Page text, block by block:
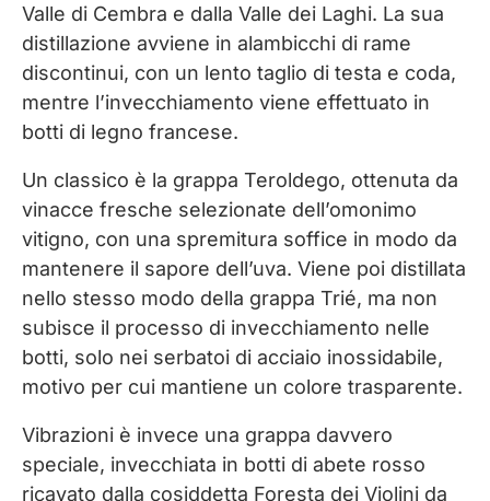
Valle di Cembra e dalla Valle dei Laghi. La sua
distillazione avviene in alambicchi di rame
discontinui, con un lento taglio di testa e coda,
mentre l’invecchiamento viene effettuato in
botti di legno francese.
Un classico è la grappa Teroldego, ottenuta da
vinacce fresche selezionate dell’omonimo
vitigno, con una spremitura soffice in modo da
mantenere il sapore dell’uva. Viene poi distillata
nello stesso modo della grappa Trié, ma non
subisce il processo di invecchiamento nelle
botti, solo nei serbatoi di acciaio inossidabile,
motivo per cui mantiene un colore trasparente.
Vibrazioni è invece una grappa davvero
speciale, invecchiata in botti di abete rosso
ricavato dalla cosiddetta Foresta dei Violini da